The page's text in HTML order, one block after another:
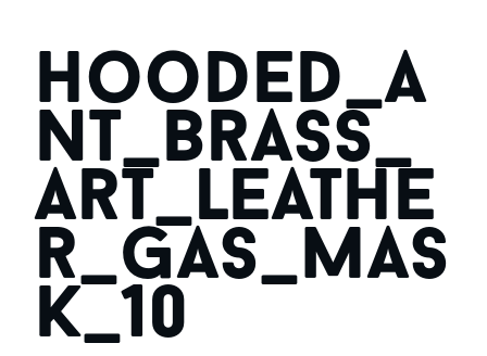
hooded_a
nt_brass_
art_leathe
r_gas_mas
k_10